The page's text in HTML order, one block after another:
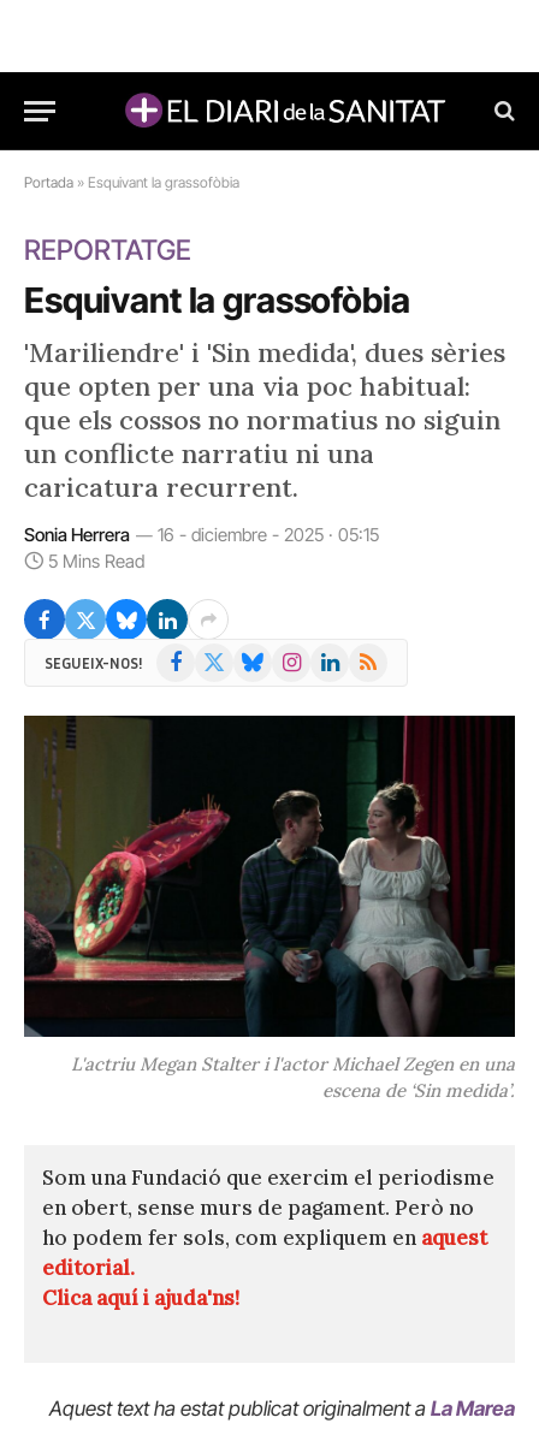
Portada » Esquivant la grassofòbia
REPORTATGE
Esquivant la grassofòbia
'Mariliendre' i 'Sin medida', dues sèries
que opten per una via poc habitual:
que els cossos no normatius no siguin
un conflicte narratiu ni una
caricatura recurrent.
Sonia Herrera
16 - diciembre - 2025 · 05:15
5 Mins Read
SEGUEIX-NOS! Facebook BlueskyInstagramLinkedIn
RSS
L'actriu Megan Stalter i l'actor Michael Zegen en una
escena de ‘Sin medida’.
Som una Fundació que exercim el periodisme
en obert, sense murs de pagament. Però no
ho podem fer sols, com expliquem en aquest
editorial.
Clica aquí i ajuda'ns!
Aquest text ha estat publicat originalment a La Marea